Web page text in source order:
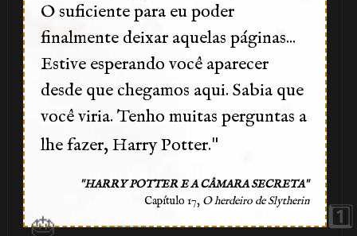
O suficiente para eu poder
finalmente deixar aquelas páginas...
Estive esperando você aparecer
desde que chegamos aqui. Sabia que
você viria. Tenho muitas perguntas a
lhe fazer, Harry Potter."
"HARRY POTTER E A CÂMARA SECRETA"
Capítulo 17, O herdeiro de Slytherin
🎈
1️⃣
8️⃣